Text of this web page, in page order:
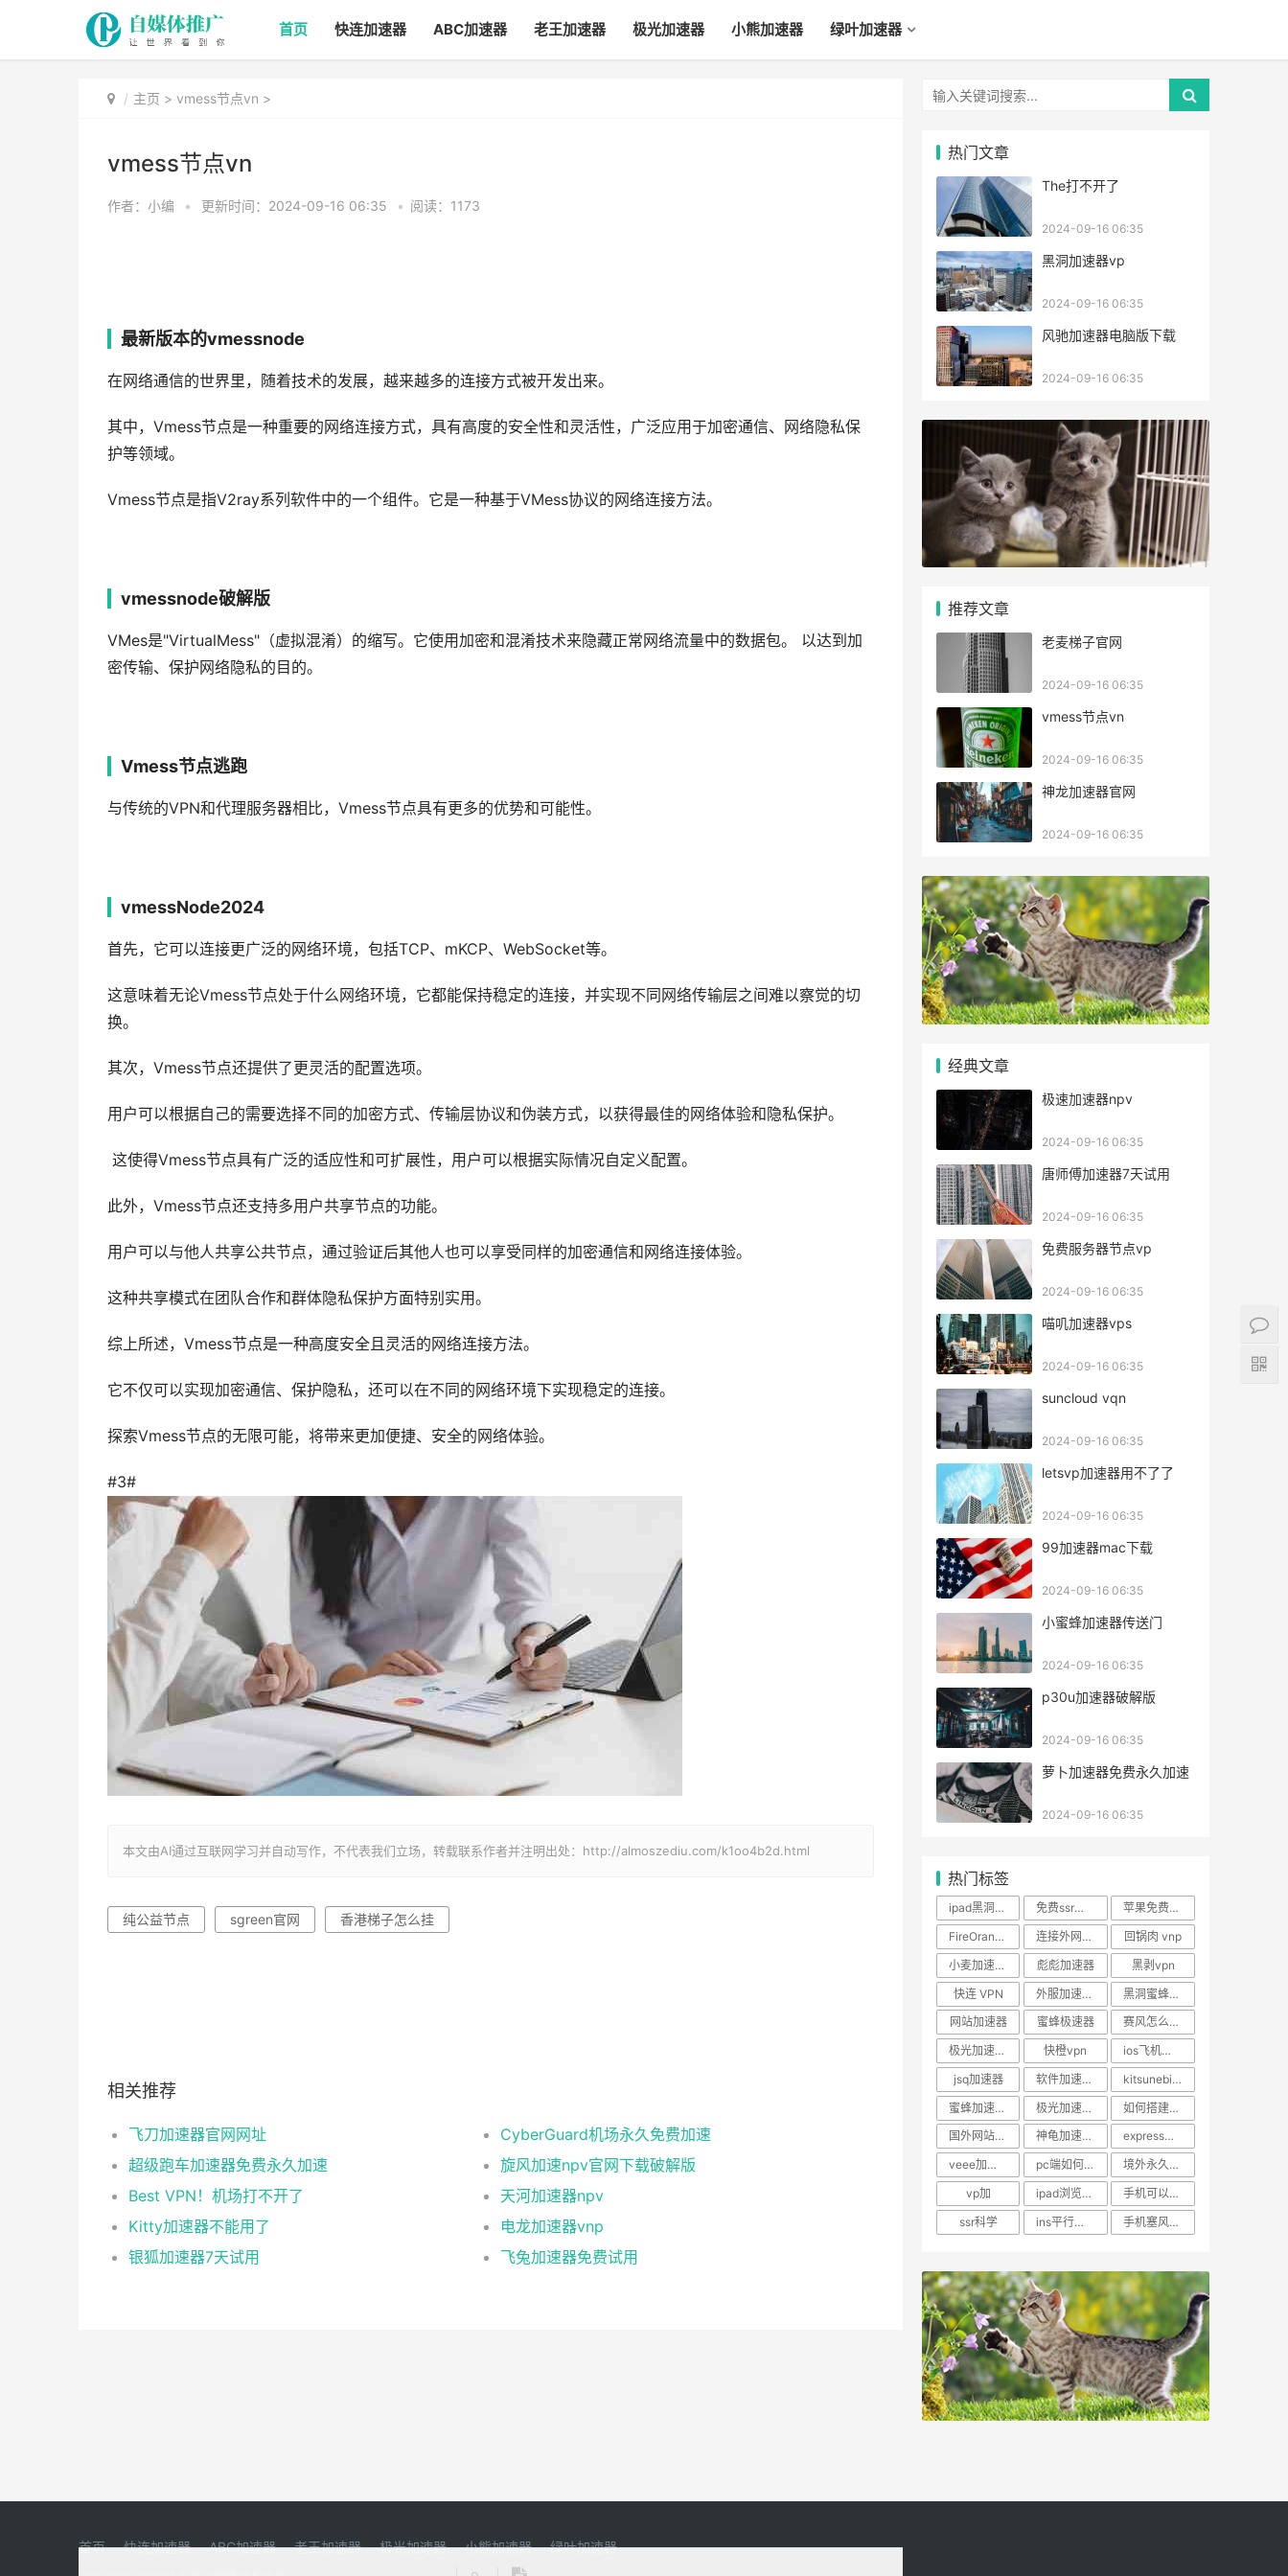
首页 快连加速器 ABC加速器 老王加速器 极光加速器 小熊加速器 绿叶加速器
主页 > vmess节点vn >
vmess节点vn
作者：小编 • 更新时间：2024-09-16 06:35 • 阅读：1173
最新版本的vmessnode
在网络通信的世界里，随着技术的发展，越来越多的连接方式被开发出来。
其中，Vmess节点是一种重要的网络连接方式，具有高度的安全性和灵活性，广泛应用于加密通信、网络隐私保
护等领域。
Vmess节点是指V2ray系列软件中的一个组件。它是一种基于VMess协议的网络连接方法。
vmessnode破解版
VMes是"VirtualMess"（虚拟混淆）的缩写。它使用加密和混淆技术来隐藏正常网络流量中的数据包。 以达到加
密传输、保护网络隐私的目的。
Vmess节点逃跑
与传统的VPN和代理服务器相比，Vmess节点具有更多的优势和可能性。
vmessNode2024
首先，它可以连接更广泛的网络环境，包括TCP、mKCP、WebSocket等。
这意味着无论Vmess节点处于什么网络环境，它都能保持稳定的连接，并实现不同网络传输层之间难以察觉的切
换。
其次，Vmess节点还提供了更灵活的配置选项。
用户可以根据自己的需要选择不同的加密方式、传输层协议和伪装方式，以获得最佳的网络体验和隐私保护。
这使得Vmess节点具有广泛的适应性和可扩展性，用户可以根据实际情况自定义配置。
此外，Vmess节点还支持多用户共享节点的功能。
用户可以与他人共享公共节点，通过验证后其他人也可以享受同样的加密通信和网络连接体验。
这种共享模式在团队合作和群体隐私保护方面特别实用。
综上所述，Vmess节点是一种高度安全且灵活的网络连接方法。
它不仅可以实现加密通信、保护隐私，还可以在不同的网络环境下实现稳定的连接。
探索Vmess节点的无限可能，将带来更加便捷、安全的网络体验。
#3#
本文由AI通过互联网学习并自动写作，不代表我们立场，转载联系作者并注明出处：http://almoszediu.com/k1oo4b2d.html
纯公益节点 sgreen官网 香港梯子怎么挂
相关推荐
飞刀加速器官网网址
CyberGuard机场永久免费加速
超级跑车加速器免费永久加速
旋风加速npv官网下载破解版
Best VPN！机场打不开了
天河加速器npv
Kitty加速器不能用了
电龙加速器vnp
银狐加速器7天试用
飞兔加速器免费试用
热门文章
The打不开了
2024-09-16 06:35
黑洞加速器vp
2024-09-16 06:35
风驰加速器电脑版下载
2024-09-16 06:35
推荐文章
老麦梯子官网
2024-09-16 06:35
vmess节点vn
2024-09-16 06:35
神龙加速器官网
2024-09-16 06:35
经典文章
极速加速器npv
2024-09-16 06:35
唐师傅加速器7天试用
2024-09-16 06:35
免费服务器节点vp
2024-09-16 06:35
喵叽加速器vps
2024-09-16 06:35
suncloud vqn
2024-09-16 06:35
letsvp加速器用不了了
2024-09-16 06:35
99加速器mac下载
2024-09-16 06:35
小蜜蜂加速器传送门
2024-09-16 06:35
p30u加速器破解版
2024-09-16 06:35
萝卜加速器免费永久加速
2024-09-16 06:35
热门标签
ipad黑洞加速器 免费ssr飞机场
苹果免费加速器
FireOrange快橙官网
连接外网的免费软件
回锅肉 vnp
小麦加速器下载
彪彪加速器
黑剥vpn
快连 VPN
外服加速器永久免费版
黑洞蜜蜂加速器
网站加速器
蜜蜂极速器
赛风怎么下载
极光加速器npv
快橙vpn
ios飞机加速器
jsq加速器
软件加速器永久免费版
kitsunebi现在使用不了了
蜜蜂加速器mac
极光加速器windows官网下载
如何搭建梯子上外网
国外网站加速器安卓版
神龟加速器危险吗
express加速器破解版
veee加速器电脑
pc端如何上外网
境外永久网站
vp加
ipad浏览器下载的文件
手机可以使用的梯子
ssr科学
ins平行加速器下载 手机塞风加速器安卓官网
首页 快连加速器 ABC加速器 老王加速器 极光加速器 小熊加速器 绿叶加速器